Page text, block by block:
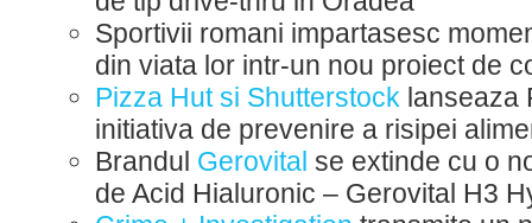
Sportivii romani impartasesc
din viata lor intr-un nou proiect de
Pizza Hut si Shutterstock lanseaza
initiativa de prevenire a risipei
Brandul Gerovital se extinde cu o
de Acid Hialuronic – Gerovital H3